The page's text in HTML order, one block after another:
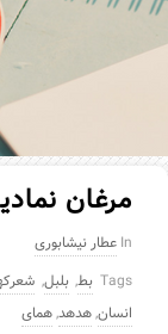
مرغان
In عطار نیشابوری
Tags بط,بلبل,
انسان,هدهد,همای